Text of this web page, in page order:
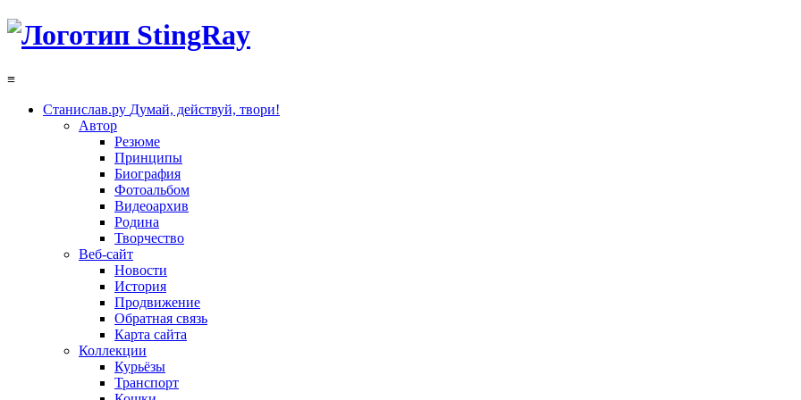
≡
Станислав.ру Думай, действуй, твори!
Автор
Резюме
Принципы
Биография
Фотоальбом
Видеоархив
Родина
Творчество
Веб-сайт
Новости
История
Продвижение
Обратная связь
Карта сайта
Коллекции
Курьёзы
Транспорт